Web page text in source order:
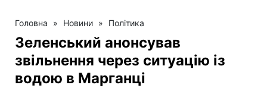
Головна » Новини » Політика
Зеленський анонсував
звільнення через ситуацію із
водою в Марганці